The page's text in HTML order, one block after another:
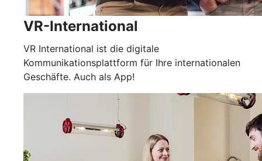
VR-International
VR International ist die digitale
Kommunikationsplattform für Ihre internationalen
Geschäfte. Auch als App!